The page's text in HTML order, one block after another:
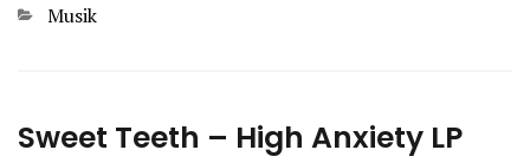
Kategorien
Musik
Sweet Teeth – High Anxiety LP